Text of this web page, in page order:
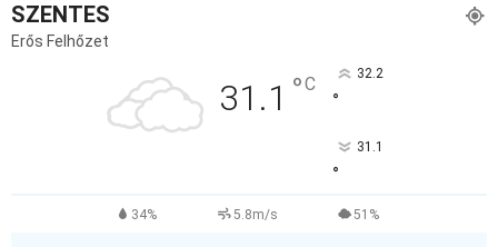
SZENTES
Erős Felhőzet
31.1 °C 32.2
°
31.1
°
34% 5.8m/s 51%